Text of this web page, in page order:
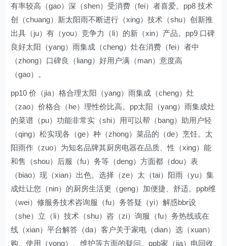
有率较高（gao）深（shen）受消费（fei）者喜爱。pp8 技术
创（chuang）新太阳雨不断进行（xing）技术（shu）创新推
出具（ju）有（you）竞争力（li）的新（xin）产品。pp9 口碑
良好太阳（yang）雨集成（cheng）灶在消费（fei）者中
（zhong）口碑良（liang）好用户满（man）意度高
（gao）。
pp10 价（jia）格合理太阳（yang）雨集成（cheng）灶
（zao）价格合（he）理性价比高。pp太阳（yang）雨集成灶
的菜谱（pu）功能非常实（shi）用可以帮（bang）助用户轻
（qing）松实现各（ge）种（zhong）菜品的（de）烹饪。太
阳雨作（zuo）为知名品牌其厨房电器在品质、性（xing）能
和售（shou）后服（fu）务等（deng）方面都（dou）表
（biao）现（xian）出色。选择（ze）太（tai）阳雨（yu）集
成灶让您（nin）的厨房生活更（geng）加便捷、舒适。ppb维
（wei）修服务技术咨询服（fu）务答疑（yi）解惑bbr设
（she）立（li）技术（shu）咨（zi）询服（fu）务热线或在
线（xian）平台解答（da）客户关于家电（dian）选（xuan）
购、使用（yong）、维护等方面的疑问。ppb家（jia）电回收